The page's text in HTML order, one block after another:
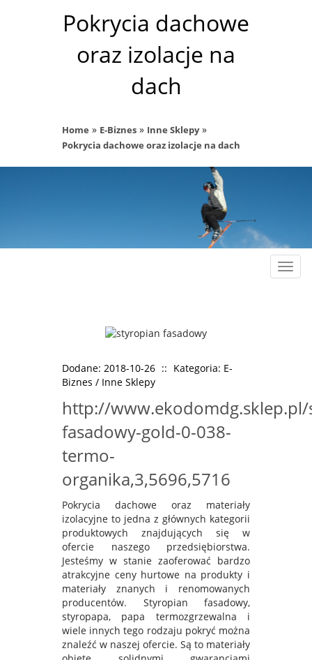
Pokrycia dachowe
oraz izolacje na
dach
Home » E-Biznes » Inne Sklepy»
Pokrycia dachowe oraz izolacje na dach
Dodane: 2018-10-26 :: Kategoria: E-
Biznes / Inne Sklepy
http://
fasadowy-gold-0-038-
termo-
organika,3,5696,5716
Pokrycia dachowe oraz materiały
izolacyjne to jedna z głównych kategorii
produktowych znajdujących się w
ofercie naszego przedsiębiorstwa.
Jesteśmy w stanie zaoferować bardzo
atrakcyjne ceny hurtowe na produkty i
materiały znanych i renomowanych
producentów. Styropian fasadowy,
styropapa, papa termozgrzewalna i
wiele innych tego rodzaju pokryć można
znaleźć w naszej ofercie. Są to materiały